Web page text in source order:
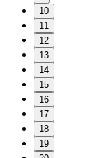
10
11
12
13
14
15
16
17
18
19